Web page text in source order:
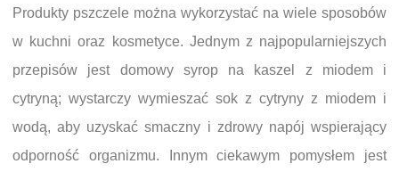
Produkty pszczele można wykorzystać na wiele sposobów
w kuchni oraz kosmetyce. Jednym z najpopularniejszych
przepisów jest domowy syrop na kaszel z miodem i
cytryną; wystarczy wymieszać sok z cytryny z miodem i
wodą, aby uzyskać smaczny i zdrowy napój wspierający
odporność organizmu. Innym ciekawym pomysłem jest